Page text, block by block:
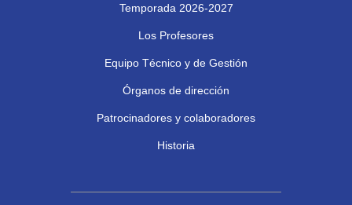
Temporada 2026-2027
Los Profesores
Equipo Técnico y de Gestión
Órganos de dirección
Patrocinadores y colaboradores
Historia